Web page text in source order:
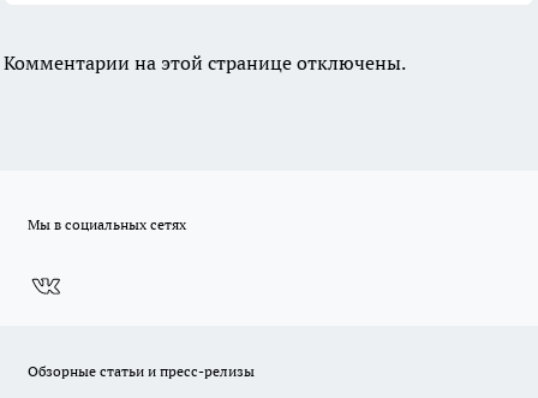
Комментарии на этой странице отключены.
Мы в социальных сетях
Обзорные статьи и пресс-релизы